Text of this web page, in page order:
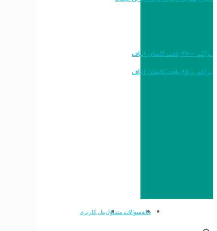
خرید به قیمت فرش ماشینی ۱۲۰۰ شانه تراکم ۳۶۰۰ بافت کاشان الیاف
خرید به قیمت فرش ماشینی ۱۵۰۰ شانه تراکم ۴۵۰۰ بافت کاشان الیاف
خانهسوالات متداولپنل کاربری